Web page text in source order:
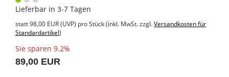
Lieferbar in 3-7 Tagen
statt98,00 EUR(UVP) pro Stück (inkl. MwSt. zzgl.Versandkosten für
Standardartikel)
Sie sparen 9.2%
89,00 EUR